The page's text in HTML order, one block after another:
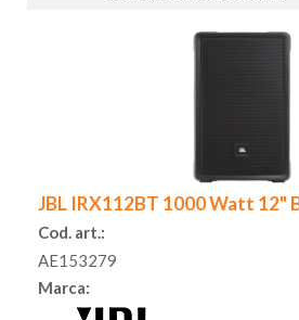
JBL IRX112BT 1000 Watt 12"
Cod. art.:
AE153279
Marca: